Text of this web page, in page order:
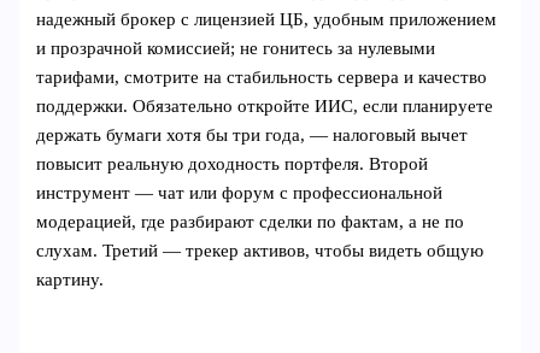
надежный брокер с лицензией ЦБ, удобным приложением
и прозрачной комиссией; не гонитесь за нулевыми
тарифами, смотрите на стабильность сервера и качество
поддержки. Обязательно откройте ИИС, если планируете
держать бумаги хотя бы три года, — налоговый вычет
повысит реальную доходность портфеля. Второй
инструмент — чат или форум с профессиональной
модерацией, где разбирают сделки по фактам, а не по
слухам. Третий — трекер активов, чтобы видеть общую
картину.